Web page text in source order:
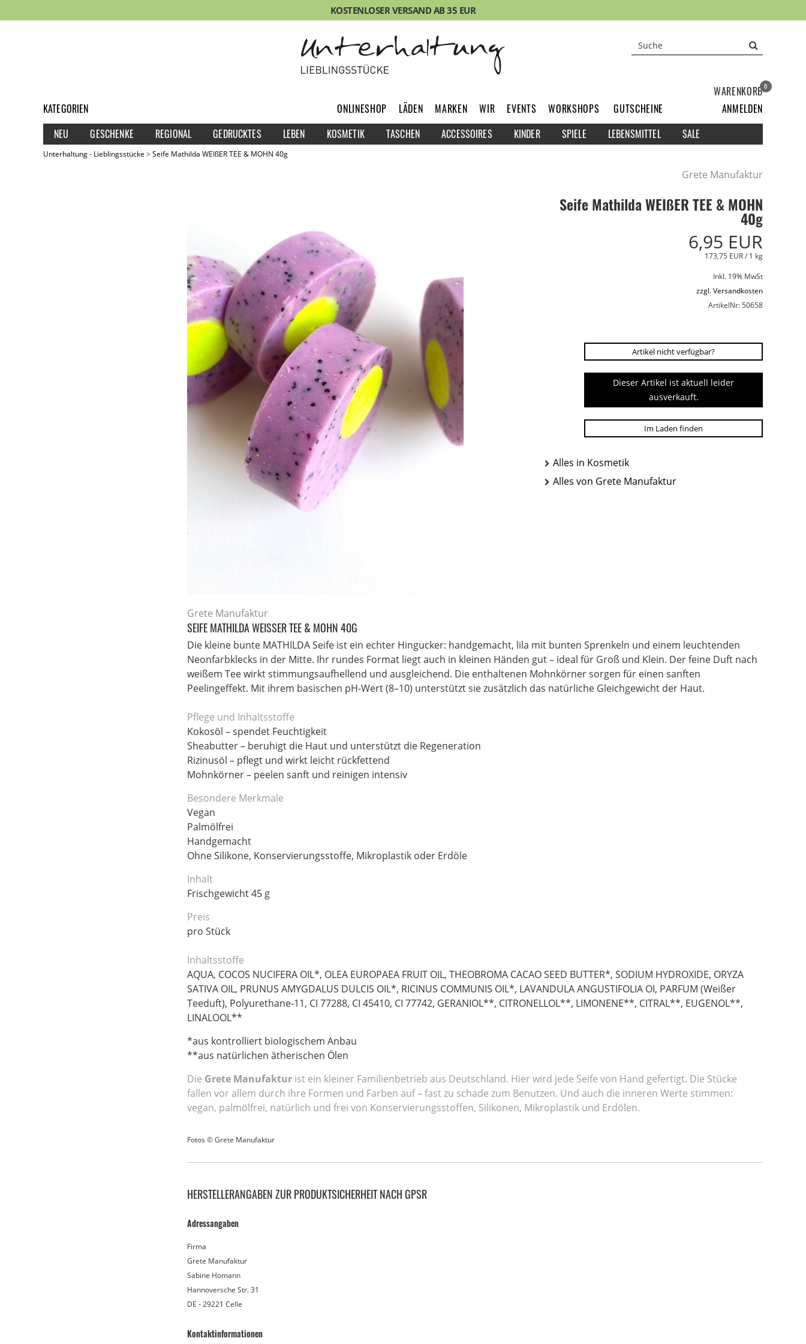
KOSTENLOSER VERSAND AB 35 EUR
KATEGORIEN
NEU
GESCHENKE REGIONAL GEDRUCKTES LEBEN KOSMETIK TASCHEN ACCESSOIRES KINDER SPIELE LEBENSMITTEL SALE
ONLINESHOP LÄDEN MARKEN WIR EVENTS WORKSHOPS GUTSCHEINE
WARENKORB0
ANMELDEN
Unterhaltung - Lieblingsstücke Seife Mathilda WEIßER TEE & MOHN 40g
Grete Manufaktur
Seife Mathilda WEIßER TEE & MOHN
40g
6,95 EUR
173,75 EUR / 1 kg
Inkl. 19% MwSt
zzgl. Versandkosten
ArtikelNr: 50658
Artikel nicht verfügbar?
Dieser Artikel ist aktuell leider
ausverkauft.
Im Laden finden
Alles in Kosmetik
Alles von Grete Manufaktur
Grete Manufaktur
SEIFE MATHILDA WEISSER TEE & MOHN 40G
Die kleine bunte MATHILDA Seife ist ein echter Hingucker: handgemacht, lila mit bunten Sprenkeln und einem leuchtenden
Neonfarbklecks in der Mitte. Ihr rundes Format liegt auch in kleinen Händen gut – ideal für Groß und Klein. Der feine Duft nach
weißem Tee wirkt stimmungsaufhellend und ausgleichend. Die enthaltenen Mohnkörner sorgen für einen sanften
Peelingeffekt. Mit ihrem basischen pH-Wert (8–10) unterstützt sie zusätzlich das natürliche Gleichgewicht der Haut.
Pflege und Inhaltsstoffe
Kokosöl – spendet Feuchtigkeit
Sheabutter – beruhigt die Haut und unterstützt die Regeneration
Rizinusöl – pflegt und wirkt leicht rückfettend
Mohnkörner – peelen sanft und reinigen intensiv
Besondere Merkmale
Vegan
Palmölfrei
Handgemacht
Ohne Silikone, Konservierungsstoffe, Mikroplastik oder Erdöle
Inhalt
Frischgewicht 45 g
Preis
pro Stück
Inhaltsstoffe
AQUA, COCOS NUCIFERA OIL*, OLEA EUROPAEA FRUIT OIL, THEOBROMA CACAO SEED BUTTER*, SODIUM HYDROXIDE, ORYZA
SATIVA OIL, PRUNUS AMYGDALUS DULCIS OIL*, RICINUS COMMUNIS OIL*, LAVANDULA ANGUSTIFOLIA OI, PARFUM (Weißer
Teeduft), Polyurethane-11, CI 77288, CI 45410, CI 77742, GERANIOL**, CITRONELLOL**, LIMONENE**, CITRAL**, EUGENOL**,
LINALOOL**
*aus kontrolliert biologischem Anbau
**aus natürlichen ätherischen Ölen
Die Grete Manufaktur ist ein kleiner Familienbetrieb aus Deutschland. Hier wird jede Seife von Hand gefertigt. Die Stücke
fallen vor allem durch ihre Formen und Farben auf – fast zu schade zum Benutzen. Und auch die inneren Werte stimmen:
vegan, palmölfrei, natürlich und frei von Konservierungsstoffen, Silikonen, Mikroplastik und Erdölen.
Fotos © Grete Manufaktur
HERSTELLERANGABEN ZUR PRODUKTSICHERHEIT NACH GPSR
Adressangaben
Firma
Grete Manufaktur
Sabine Homann
Hannoversche Str. 31
DE - 29221 Celle
Kontaktinformationen